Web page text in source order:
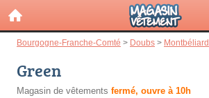
Bourgogne-Franche-Comté > Doubs > Montbéliard
Green
Magasin de vêtements fermé, ouvre à 10h